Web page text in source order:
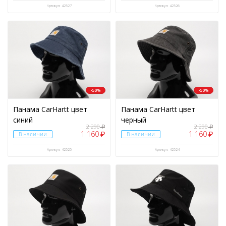
ВИД АКСЕССУАРОВ
Аудио
(17)
Балаклава
(11)
Браслеты
(1)
Брелок
(35)
(20)
Гаджеты/авто/вело товары
Гетры
Держатель
(1)
Жилет тактический разгрузочный
Артикул: 42527 Артикул: 42526
-50%
Панама CarHartt цвет
синий
В наличии
2 290₽
1 160₽
Артикул: 42525
-50%
Панама CarHartt цвет
черный
В наличии
2 290₽
1 160₽
Артикул: 42524